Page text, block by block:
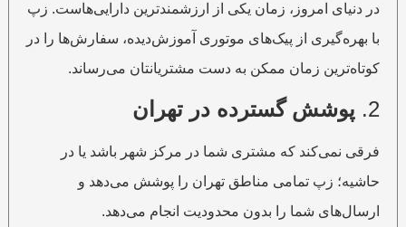
در دنیای امروز، زمان یکی از ارزشمندترین دارایی‌هاست. زپ
با بهره‌گیری از پیک‌های موتوری آموزش‌دیده، سفارش‌ها را در
کوتاه‌ترین زمان ممکن به دست مشتریانتان می‌رساند.
2. پوشش گسترده در تهران
فرقی نمی‌کند که مشتری شما در مرکز شهر باشد یا در
حاشیه؛ زپ تمامی مناطق تهران را پوشش می‌دهد و
ارسال‌های شما را بدون محدودیت انجام می‌دهد.